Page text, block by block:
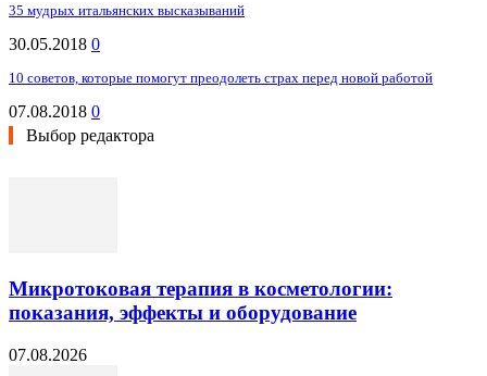
35 мудрых итальянских высказываний
30.05.2018 0
10 советов, которые помогут преодолеть страх перед новой работой
07.08.2018 0
Выбор редактора
Микротоковая терапия в косметологии:
показания, эффекты и оборудование
07.08.2026